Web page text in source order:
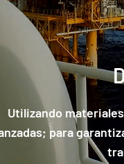
Utilizando
para